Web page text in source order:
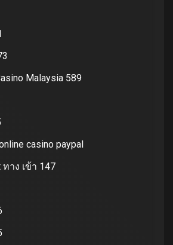
Malaysia 589
casino paypal
าง เข้า 147